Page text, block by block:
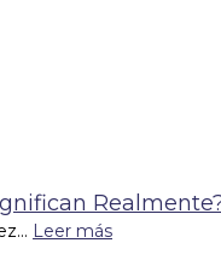
Leer más